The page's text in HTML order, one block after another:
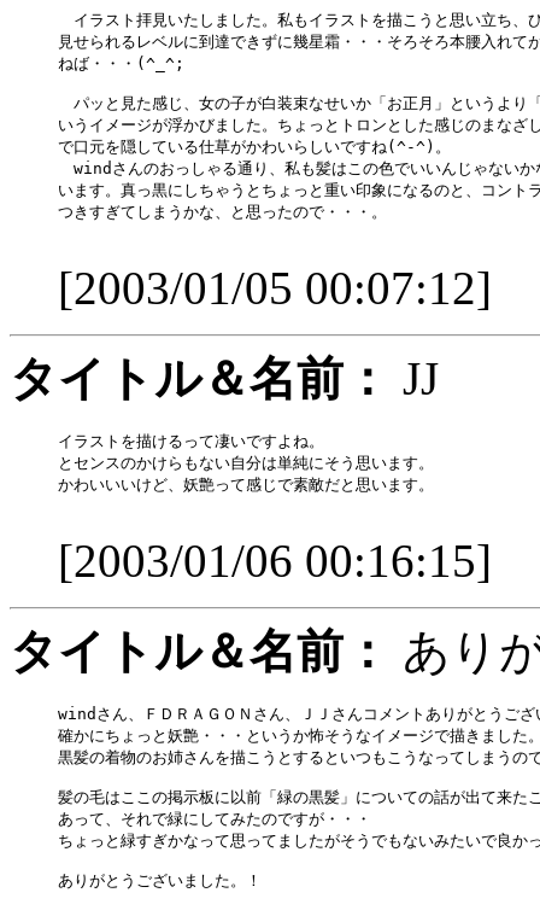
イラスト拝見いたしました。私もイラストを描こうと思い立ち、
見せられるレベルに到達できずに幾星霜・・・そろそろ本腰入れて
ねば・・・(^_^;
パッと見た感じ、女の子が白装束なせいか「お正月」というより
いうイメージが浮かびました。ちょっとトロンとした感じのまなざ
で口元を隠している仕草がかわいらしいですね(^-^)。
windさんのおっしゃる通り、私も髪はこの色でいいんじゃないか
います。真っ黒にしちゃうとちょっと重い印象になるのと、コント
つきすぎてしまうかな、と思ったので・・・。
[2003/01/05 00:07:12]
タイトル＆名前：
イラストを描けるって凄いですよね。
とセンスのかけらもない自分は単純にそう思います。
かわいいいけど、妖艶って感じで素敵だと思います。
[2003/01/06 00:16:15]
タイトル＆名前：
あり
windさん、ＦＤＲＡＧＯＮさん、ＪＪさんコメントありがとうござ
確かにちょっと妖艶・・・というか怖そうなイメージで描きました
黒髪の着物のお姉さんを描こうとするといつもこうなってしまうの
髪の毛はここの掲示板に以前「緑の黒髪」についての話が出て来た
あって、それで緑にしてみたのですが・・・
ちょっと緑すぎかなって思ってましたがそうでもないみたいで良
ありがとうございました。！